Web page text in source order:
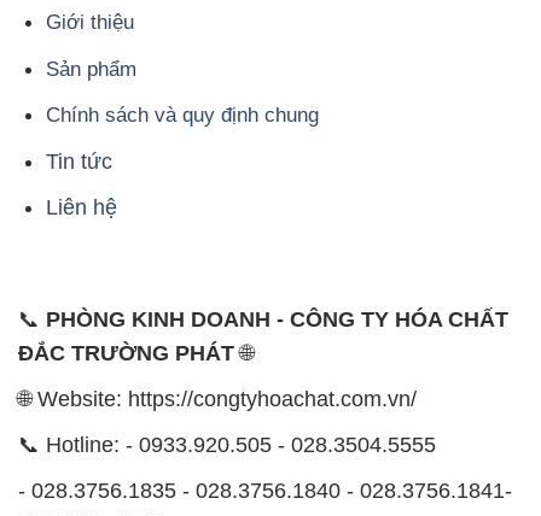
Tin tức
Liên hệ
📞
PHÒNG KINH DOANH - CÔNG TY HÓA CHẤT
ĐẮC TRƯỜNG PHÁT
- 028.3756.1835 - 028.3756.1840 - 028.3756.1841-
0902.765.866
📧 Email: hoachat@dactruongphat.vn